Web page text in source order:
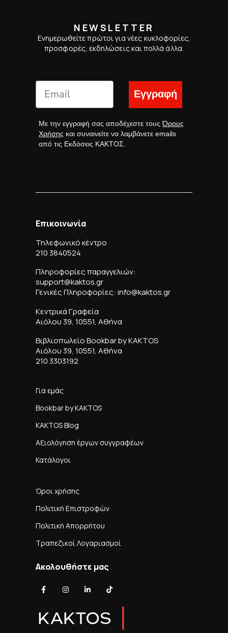
NEWSLETTER
Ενημερωθείτε πρώτοι για νέες κυκλοφορίες,
προσφορές, εκδηλώσεις και πολλά άλλα.
Εγγραφή
Με την εγγραφή σας αποδέχεστε τουςΌρους
Χρήσης και συναινείτε να λαμβάνετε emails
από τις Εκδόσεις ΚΑΚΤΟΣ.
Επικοινωνία
Τηλεφωνικό κέντρο
210 3840524
Πληροφορίες παραγγελιών:
support@kaktos.gr
Γενικές Πληροφορίες: info@kaktos.gr
Κεντρικά Γραφεία
Αιόλου 39, 10551, Αθήνα
Βιβλιοπωλείο Bookbar by KAKTOS
Αιόλου 39, 10551, Αθήνα
210 3303192
Για εμάς
Bookbar by KAKTOS
KAKTOS Blog
Αξιολόγηση έργων συγγραφέων
Κατάλογοι
Όροι χρήσης
Πολιτική Επιστροφών
Πολιτική Απορρήτου
Τραπεζικοί Λογαριασμοί
Ακολουθήστε μας